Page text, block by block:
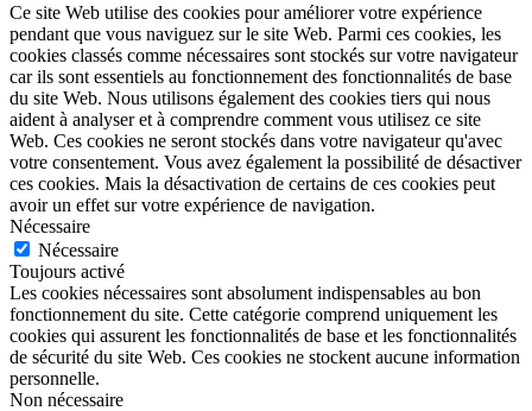
Ce site Web utilise des cookies pour améliorer votre expérience
pendant que vous naviguez sur le site Web. Parmi ces cookies, les
cookies classés comme nécessaires sont stockés sur votre navigateur
car ils sont essentiels au fonctionnement des fonctionnalités de base
du site Web. Nous utilisons également des cookies tiers qui nous
aident à analyser et à comprendre comment vous utilisez ce site
Web. Ces cookies ne seront stockés dans votre navigateur qu'avec
votre consentement. Vous avez également la possibilité de désactiver
ces cookies. Mais la désactivation de certains de ces cookies peut
avoir un effet sur votre expérience de navigation.
Nécessaire
Nécessaire
Toujours activé
Les cookies nécessaires sont absolument indispensables au bon
fonctionnement du site. Cette catégorie comprend uniquement les
cookies qui assurent les fonctionnalités de base et les fonctionnalités
de sécurité du site Web. Ces cookies ne stockent aucune information
personnelle.
Non nécessaire